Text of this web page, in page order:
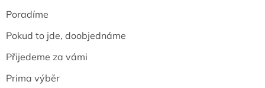
Poradíme
Pokud to jde, doobjednáme
Přijedeme za vámi
Prima výběr